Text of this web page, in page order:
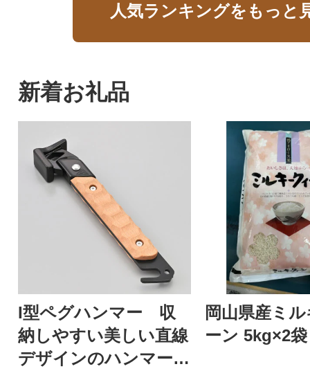
人気ランキングをもっと
新着お礼品
I型ペグハンマー 収
納しやすい美しい直線
デザインのハンマー|
岡山県産ミ
ーン 5kg×2袋